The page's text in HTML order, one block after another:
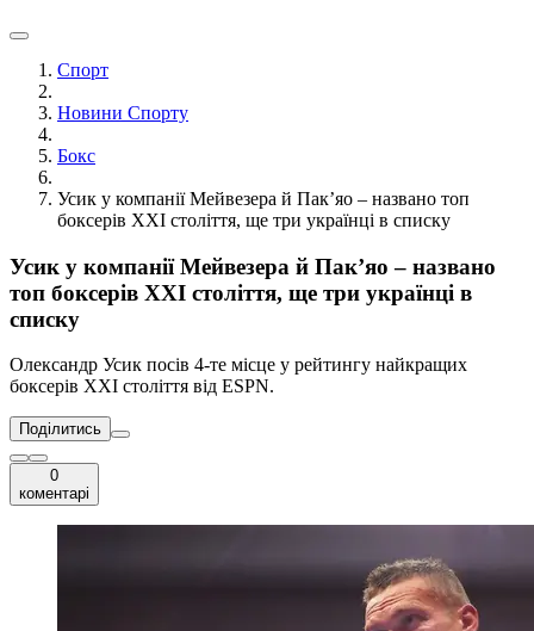
Спорт
Новини Спорту
Бокс
Усик у компанії Мейвезера й Пак’яо – названо топ
боксерів ХХІ століття, ще три українці в списку
Усик у компанії Мейвезера й Пак’яо – названо
топ боксерів ХХІ століття, ще три українці в
списку
Олександр Усик посів 4-те місце у рейтингу найкращих
боксерів ХХІ століття від ESPN.
Поділитись
0
коментарі